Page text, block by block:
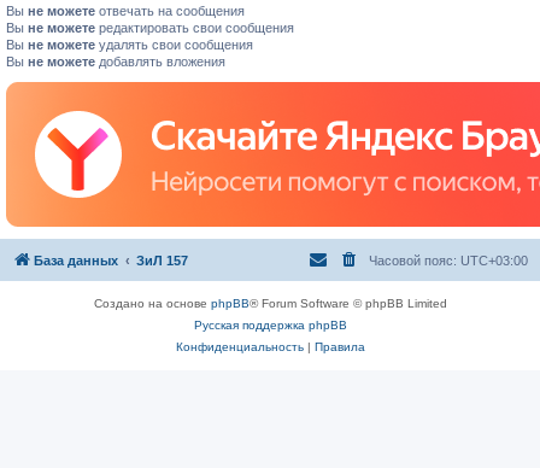
Вы не можете отвечать на сообщения
Вы не можете редактировать свои сообщения
Вы не можете удалять свои сообщения
Вы не можете добавлять вложения
База данных ЗиЛ 157 Часовой пояс: UTC+03:00
Создано на основе phpBB® Forum Software © phpBB Limited
Русская поддержка phpBB
Конфиденциальность| Правила